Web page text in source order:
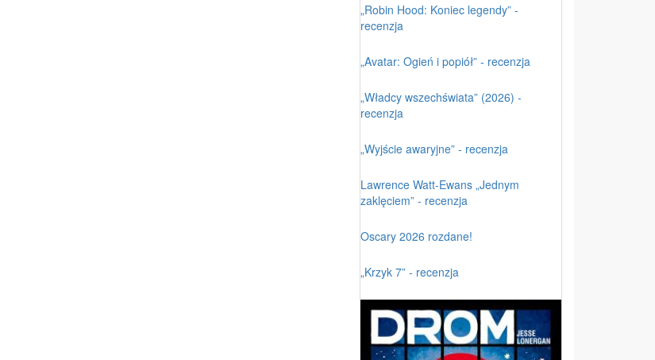
„Robin Hood: Koniec legendy” -
recenzja
„Avatar: Ogień i popiół” - recenzja
„Władcy wszechświata” (2026) -
recenzja
„Wyjście awaryjne” - recenzja
Lawrence Watt-Ewans „Jednym
zaklęciem” - recenzja
Oscary 2026 rozdane!
„Krzyk 7” - recenzja